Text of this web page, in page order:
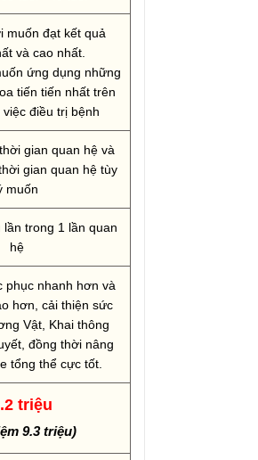
muốn đạt kết quả
và cao nhất.
ứng dụng những
tiến tiến nhất trên
điều trị bệnh
gian quan hệ và
gian quan hệ tùy
muốn
lần trong 1 lần quan
hệ
phục nhanh hơn và
hơn, cải thiện sức
Vật, Khai thông
đồng thời nâng
tổng thể cực tốt.
triệu
9.3 triệu)